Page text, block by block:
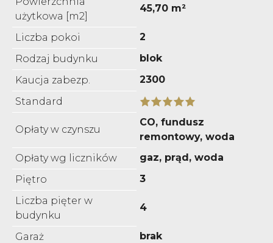
użytkowa [m2]
45,70 m²
Liczba pokoi
2
Rodzaj budynku
blok
Kaucja zabezp.
2300
Standard
Opłaty w czynszu
CO, fundusz
remontowy, woda
Opłaty wg liczników
gaz, prąd, woda
Piętro
3
Liczba pięter w
budynku
4
Garaż
brak